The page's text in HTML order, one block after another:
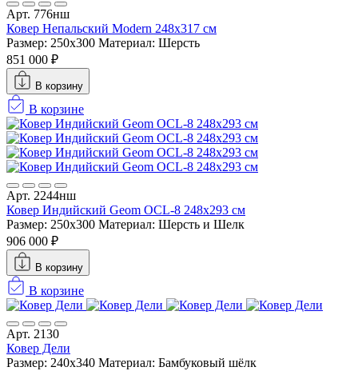
Арт. 776нш
Ковер Непальский Modern 248x317 см
Размер: 250x300 Материал: Шерсть
851 000 ₽
В корзину
В корзине
Арт. 2244нш
Ковер Индийский Geom OCL-8 248x293 см
Размер: 250x300 Материал: Шерсть и Шелк
906 000 ₽
В корзину
В корзине
Арт. 2130
Ковер Дели
Размер: 240x340 Материал: Бамбуковый шёлк